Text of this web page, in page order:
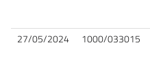
27/05/2024 1000/033015